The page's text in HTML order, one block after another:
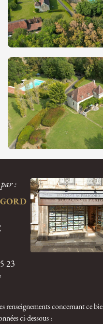
par :
23
renseignements concernant ce
ci-dessous :